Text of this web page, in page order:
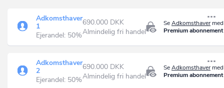
SeAdkomsthaver
Premium abonnement
Adkomsthaver
1
Ejerandel: 50%
690.000 DKK
Almindelig fri handel
SeAdkomsthaver
Premium abonnement
Adkomsthaver
2
Ejerandel: 50%
690.000 DKK
Almindelig fri handel